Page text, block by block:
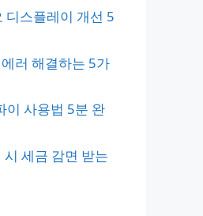
디스플레이 개선 5
러 해결하는 5가
이 사용법 5분 완
세금 감면 받는